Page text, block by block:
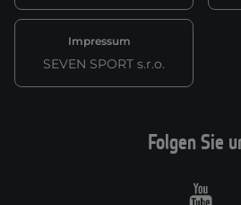
Impressum
SEVEN SPORT s.r.o.
Folgen Sie